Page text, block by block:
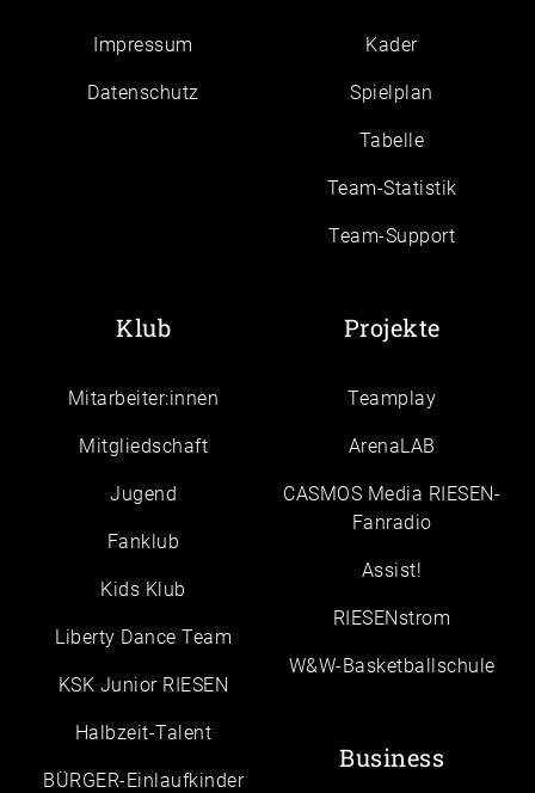
Impressum
Daten­schutz
Kader
Spielplan
Tabelle
Team-Statistik
Team-Support
Klub
Mitarbeiter:innen
Mitgliedschaft
Jugend
Fanklub
Kids Klub
Liberty Dance Team
KSK Junior RIESEN
Halbzeit-Talent
BÜRGER-Einlaufkinder
Projekte
Teamplay
ArenaLAB
CASMOS Media RIESEN-
Fanradio
Assist!
RIESENstrom
W&W-Basketballschule
Business